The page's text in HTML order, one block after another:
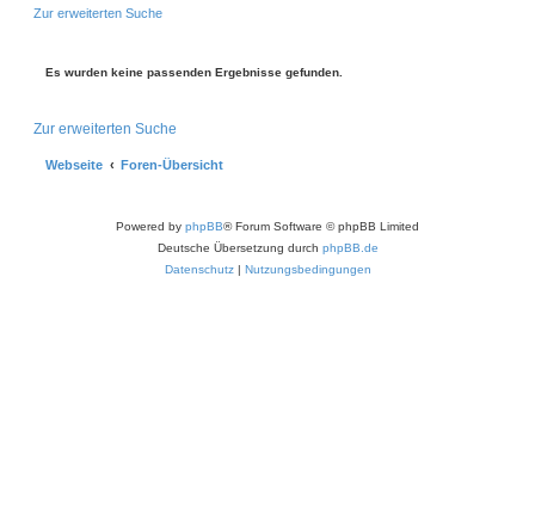
Zur erweiterten Suche
Es wurden keine passenden Ergebnisse gefunden.
Zur erweiterten Suche
Webseite Foren-Übersicht
Powered by phpBB® Forum Software © phpBB Limited
Deutsche Übersetzung durch phpBB.de
Datenschutz| Nutzungsbedingungen